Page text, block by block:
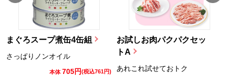
まぐろスープ煮缶4缶組
さっぱりノンオイル
本体 705円(税込761円)
お試しお肉パクパクセッ
トA
あれこれ試せておトク